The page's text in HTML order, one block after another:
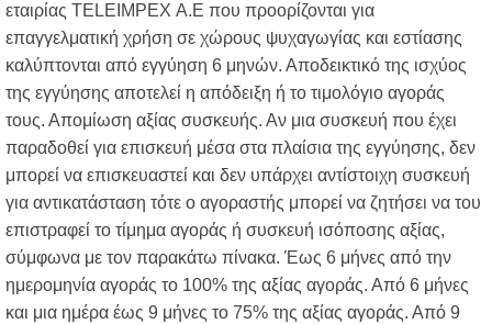
εταιρίας TELEIMPEX Α.Ε που προορίζονται για
επαγγελματική χρήση σε χώρους ψυχαγωγίας και εστίασης
καλύπτονται από εγγύηση 6 μηνών. Αποδεικτικό της ισχύος
της εγγύησης αποτελεί η απόδειξη ή το τιμολόγιο αγοράς
τους. Απομίωση αξίας συσκευής. Αν μια συσκευή που έχει
παραδοθεί για επισκευή μέσα στα πλαίσια της εγγύησης, δεν
μπορεί να επισκευαστεί και δεν υπάρχει αντίστοιχη συσκευή
για αντικατάσταση τότε ο αγοραστής μπορεί να ζητήσει να του
επιστραφεί το τίμημα αγοράς ή συσκευή ισόποσης αξίας,
σύμφωνα με τον παρακάτω πίνακα. Έως 6 μήνες από την
ημερομηνία αγοράς το 100% της αξίας αγοράς. Από 6 μήνες
και μια ημέρα έως 9 μήνες το 75% της αξίας αγοράς. Από 9